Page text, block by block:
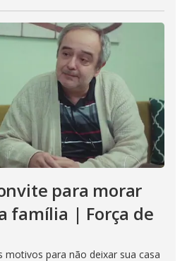
para morar
família | Força de
motivos para não deixar sua casa